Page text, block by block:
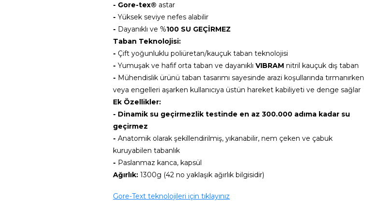
- Gore-tex® astar
-Yüksek seviye nefes alabilir
- Dayanıklı ve %100 SU GEÇİRMEZ
Taban Teknolojisi:
- Çift yoğunluklu poliüretan/kauçuk taban teknolojisi
-Yumuşak ve hafif orta taban ve dayanıklıVIBRAMnitril kauçuk dış taban
- Mühendislik ürünü taban tasarımı sayesinde arazi koşullarında tırmanırken
veya engelleri aşarken kullanıcıya üstün hareket kabiliyeti ve denge sağlar
Ek Özellikler:
- Dinamik su geçirmezlik testinde en az 300.000 adıma kadar su
geçirmez
-Anatomik olarak şekillendirilmiş, yıkanabilir, nem çeken ve çabuk
kuruyabilen tabanlık
- Paslanmaz kanca, kapsül
Ağırlık:1300g (42 no yaklaşık ağırlık bilgisidir)
Gore-Text teknolojileri için tıklayınız